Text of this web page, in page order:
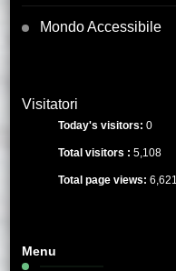
Mondo Accessibile
Visitatori
Today's visitors: 0
Total visitors : 5,108
Total page views: 6,621
Menu